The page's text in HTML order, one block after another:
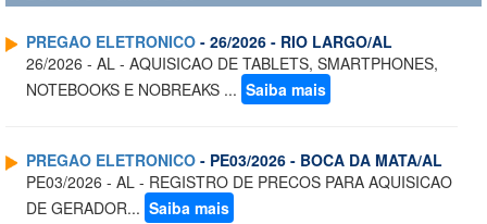
PREGAO ELETRONICO - 26/2026 - RIO LARGO/AL
26/2026 - AL - AQUISICAO DE TABLETS, SMARTPHONES,
NOTEBOOKS E NOBREAKS ... Saiba mais
PREGAO ELETRONICO - PE03/2026 - BOCA DA MATA/AL
PE03/2026 - AL - REGISTRO DE PRECOS PARA AQUISICAO
DE GERADOR... Saiba mais